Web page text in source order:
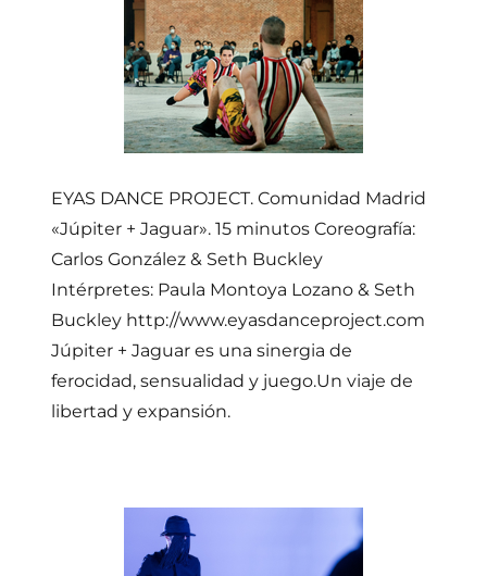
EYAS DANCE PROJECT. Comunidad Madrid
«Júpiter + Jaguar». 15 minutos Coreografía:
Carlos González & Seth Buckley
Intérpretes: Paula Montoya Lozano & Seth
Buckley http://www.eyasdanceproject.com
Júpiter + Jaguar es una sinergia de
ferocidad, sensualidad y juego.Un viaje de
libertad y expansión.